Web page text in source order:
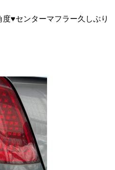
♥️センターマフラー久しぶり